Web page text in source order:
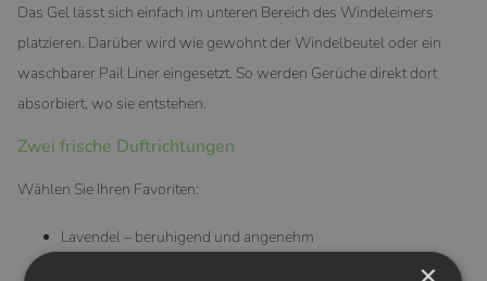
Das Gel lässt sich einfach im unteren Bereich des Windeleimers
platzieren. Darüber wird wie gewohnt der Windelbeutel oder ein
waschbarer Pail Liner eingesetzt. So werden Gerüche direkt dort
absorbiert, wo sie entstehen.
Zwei frische Duftrichtungen
Wählen Sie Ihren Favoriten:
Lavendel – beruhigend und angenehm